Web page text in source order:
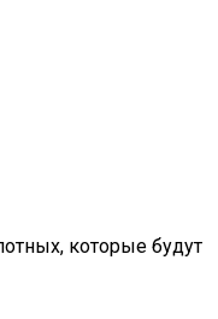
которые будут